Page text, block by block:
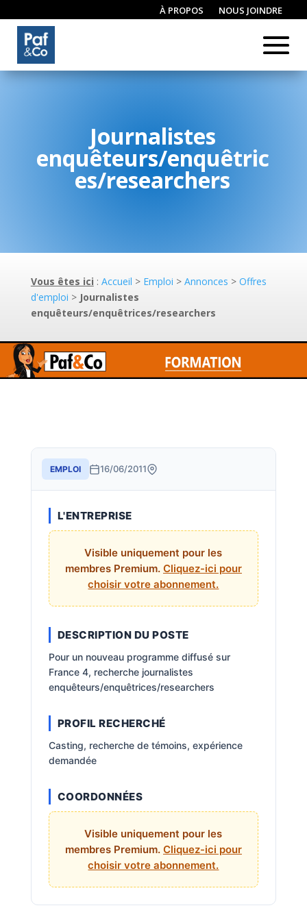
À PROPOS
NOUS JOINDRE
Journalistes
enquêteurs/enquêtric
es/researchers
Vous êtes ici : Accueil > Emploi > Annonces > Offres
d'emploi > Journalistes
enquêteurs/enquêtrices/researchers
EMPLOI 16/06/2011
L'ENTREPRISE
Visible uniquement pour les
membres Premium. Cliquez-ici pour
choisir votre abonnement.
DESCRIPTION DU POSTE
Pour un nouveau programme diffusé sur
France 4, recherche journalistes
enquêteurs/enquêtrices/researchers
PROFIL RECHERCHÉ
Casting, recherche de témoins, expérience
demandée
COORDONNÉES
Visible uniquement pour les
membres Premium. Cliquez-ici pour
choisir votre abonnement.